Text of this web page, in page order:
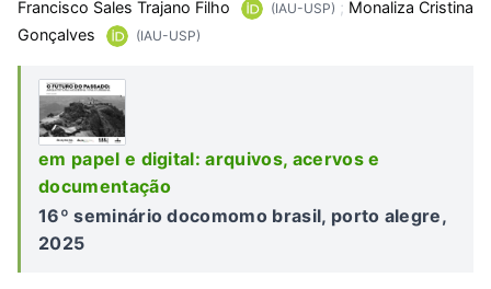
Francisco Sales Trajano Filho (IAU-USP) ; Monaliza Cristina
Gonçalves
(IAU-USP)
em papel e digital: arquivos, acervos e
documentação
16º seminário docomomo brasil, porto alegre,
2025